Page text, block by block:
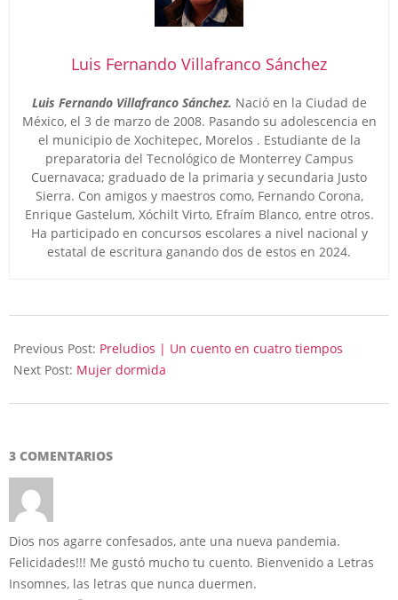
Luis Fernando Villafranco Sánchez
Luis Fernando Villafranco Sánchez. Nació en la Ciudad de
México, el 3 de marzo de 2008. Pasando su adolescencia en
el municipio de Xochitepec, Morelos . Estudiante de la
preparatoria del Tecnológico de Monterrey Campus
Cuernavaca; graduado de la primaria y secundaria Justo
Sierra. Con amigos y maestros como, Fernando Corona,
Enrique Gastelum, Xóchilt Virto, Efraím Blanco, entre otros.
Ha participado en concursos escolares a nivel nacional y
estatal de escritura ganando dos de estos en 2024.
11-
12
Previous Post: Preludios | Un cuento en cuatro tiempos
Next Post: Mujer dormida
3 COMENTARIOS
Dios nos agarre confesados, ante una nueva pandemia.
Felicidades!!! Me gustó mucho tu cuento. Bienvenido a Letras
Insomnes, las letras que nunca duermen.